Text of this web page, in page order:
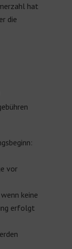
hat
die
vor
keine
erfolgt